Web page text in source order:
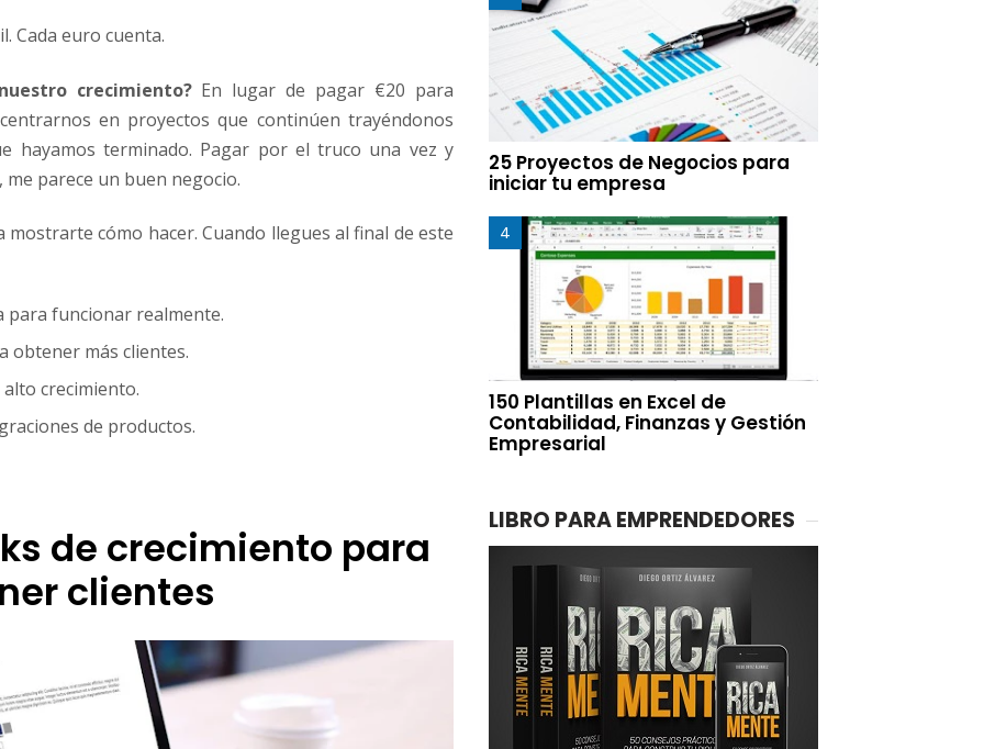
Cada euro cuenta.
crecimiento?En lugar de pagar €20 para
en proyectos que continúen trayéndonos
hayamos terminado. Pagar por el truco una vez y
parece un buen negocio.
cómo hacer. Cuando llegues al final de este
para funcionar realmente.
obtener más clientes.
crecimiento.
de productos.
de crecimiento para
clientes
25 Proyectos de Negocios para
iniciar tu empresa
150 Plantillas en Excel de
Contabilidad, Finanzas y Gestión
Empresarial
LIBRO PARA EMPRENDEDORES